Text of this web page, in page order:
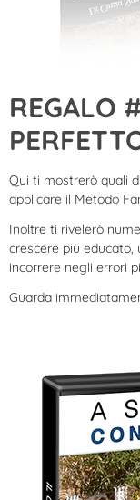
REGALO
Qui ti mostrerò quali
applicare il Metodo
Inoltre ti rivelerò
crescere più educato,
incorrere negli errori
Guarda